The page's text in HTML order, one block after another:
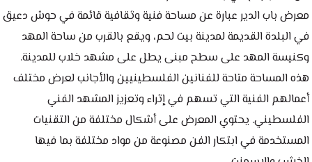
معرض باب الدير عبارة عن مساحة فنية وثقافية قائمة في حوش دعيق
في البلدة القديمة لمدينة بيت لحم، ويقع بالقرب من ساحة المهد
وكنيسة المهد على سطح مبنى يطل على مشهد خلاب للمدينة.
هذه المساحة متاحة للفنانين الفلسطينيين والأجانب لعرض مختلف
أعمالهم الفنية التي تسهم في إثراء وتعزيز المشهد الفني
الفلسطيني. يحتوي المعرض على أشكال مختلفة من التقنيات
المستخدمة في ابتكار الفن مصنوعة من مواد مختلفة بما فيها